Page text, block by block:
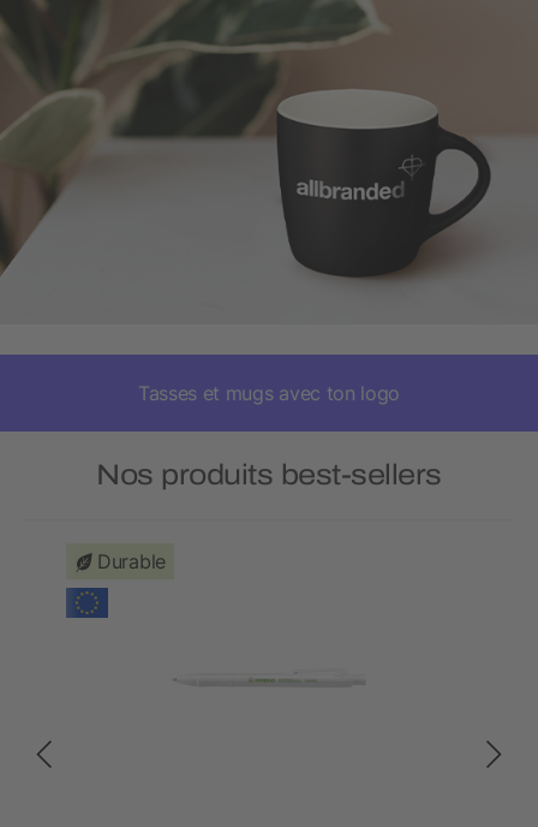
Tasses et mugs avec ton logo
Nos produits best-sellers
Durable